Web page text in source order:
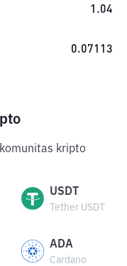
1.04
0.07113
kripto
USDT
Tether USDT
ADA
Cardano